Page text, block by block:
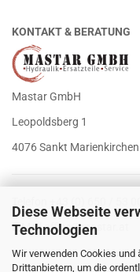
Diese Webseite
Technologien
Wir verwenden Cookies und
Drittanbietern, um die
KONTAKT & BERATUNG
Mastar GmbH
Leopoldsberg 1
4076 Sankt Marienkirchen
E-Mailoffice@mastar.at